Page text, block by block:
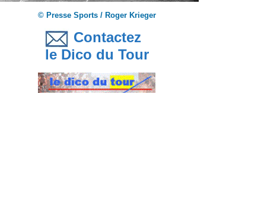
© Presse Sports / Roger Krieger
Contactez
le Dico du Tour